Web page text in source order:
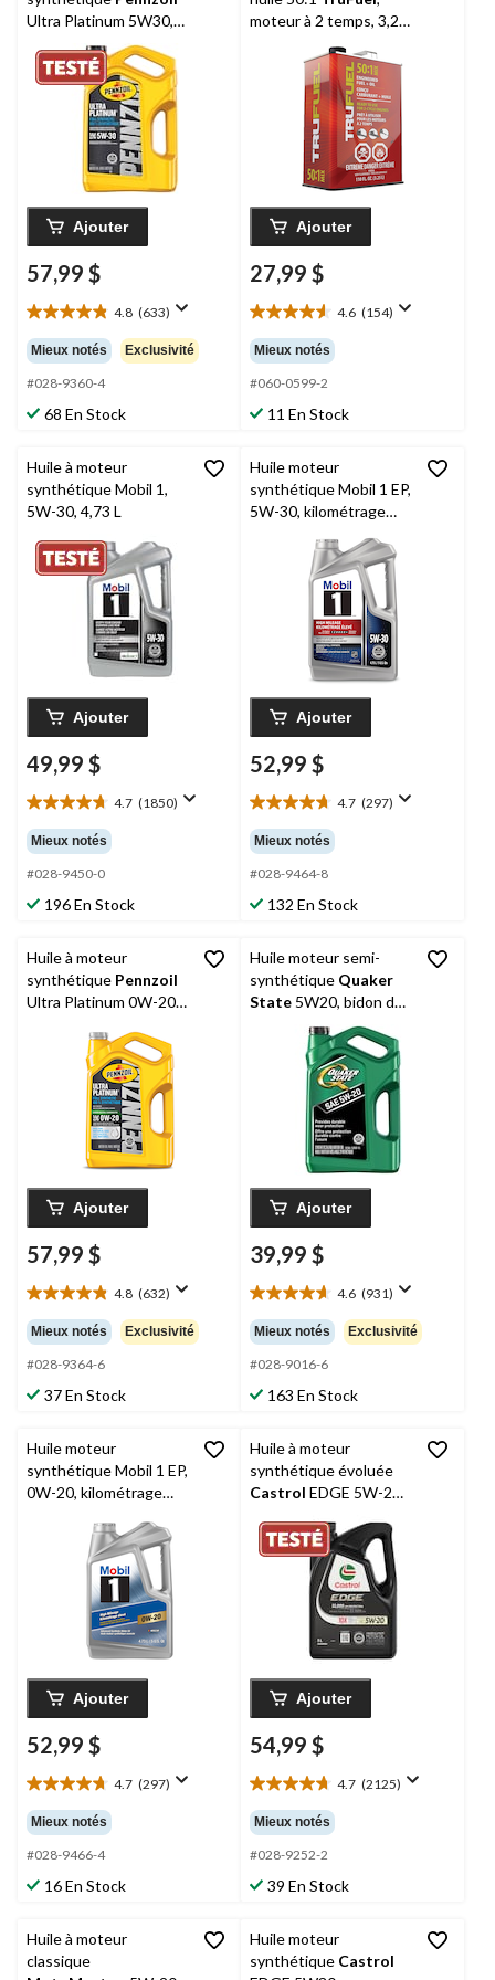
Ultra Platinum 5W30,
Ajouter
57,99 $
4.8 (633)
4.8
étoile(s)
sur
5.
633
évaluations
Mieux notés Exclusivité
#028-9360-4
68 En Stock
moteur à 2 temps, 3,25
Ajouter
27,99 $
4.6 (154)
4.6
étoile(s)
sur
5.
154
évaluations
Mieux notés
#060-0599-2
11 En Stock
Huile à moteur
synthétique Mobil 1,
5W-30, 4,73 L
Ajouter
49,99 $
4.7 (1850)
4.7
étoile(s)
sur
5.
1850
évaluations
Mieux notés
#028-9450-0
196 En Stock
Huile moteur
synthétique Mobil 1 EP,
5W-30, kilométrage
Ajouter
52,99 $
4.7 (297)
4.7
étoile(s)
sur
5.
297
évaluations
Mieux notés
#028-9464-8
132 En Stock
Huile à moteur
synthétique Pennzoil
Ultra Platinum 0W-20,
Ajouter
57,99 $
4.8 (632)
4.8
étoile(s)
sur
5.
632
évaluations
Mieux notés Exclusivité
#028-9364-6
37 En Stock
Huile moteur semi-
synthétique Quaker
State 5W20, bidon de
Ajouter
39,99 $
4.6 (931)
4.6
étoile(s)
sur
5.
931
évaluations
Mieux notés Exclusivité
#028-9016-6
163 En Stock
Huile moteur
synthétique Mobil 1 EP,
0W-20, kilométrage
Ajouter
52,99 $
4.7 (297)
4.7
étoile(s)
sur
5.
297
évaluations
Mieux notés
#028-9466-4
16 En Stock
Huile à moteur
synthétique évoluée
Castrol EDGE 5W-20,
Ajouter
54,99 $
4.7 (2125)
4.7
étoile(s)
sur
5.
2125
évaluations
Mieux notés
#028-9252-2
39 En Stock
Huile à moteur
classique
Huile moteur
synthétique Castrol